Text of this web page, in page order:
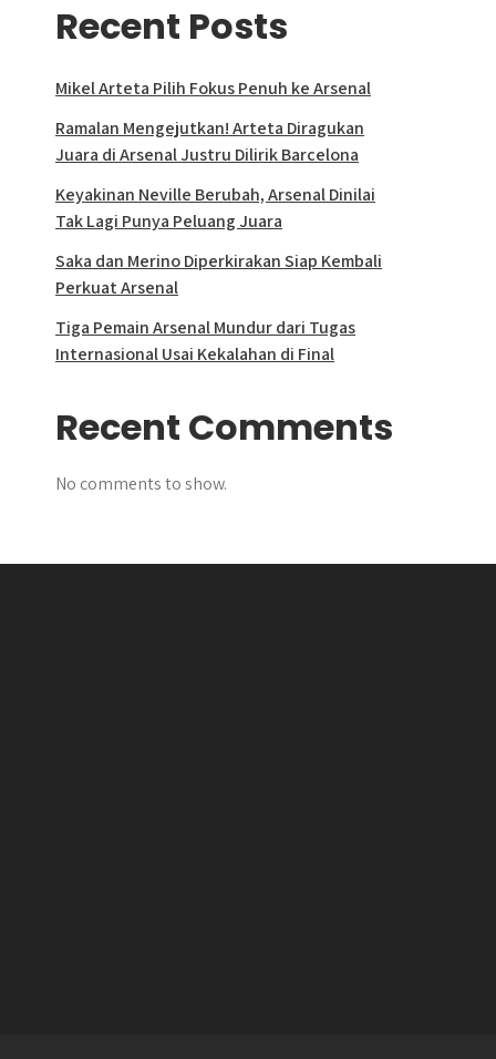
Recent Posts
Mikel Arteta Pilih Fokus Penuh ke Arsenal
Ramalan Mengejutkan! Arteta Diragukan
Juara di Arsenal Justru Dilirik Barcelona
Keyakinan Neville Berubah, Arsenal Dinilai
Tak Lagi Punya Peluang Juara
Saka dan Merino Diperkirakan Siap Kembali
Perkuat Arsenal
Tiga Pemain Arsenal Mundur dari Tugas
Internasional Usai Kekalahan di Final
Recent Comments
No comments to show.